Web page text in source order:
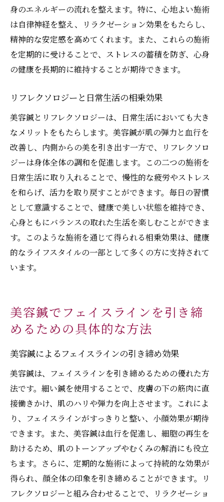
身のエネルギーの流れを整えます。特に、心地よい施術
は自律神経を整え、リラクゼーション効果をもたらし、
精神的な安定感を高めてくれます。また、これらの施術
を定期的に受けることで、ストレスの蓄積を防ぎ、心身
の健康を長期的に維持することが期待できます。
リフレクソロジーと日常生活の相乗効果
美容鍼とリフレクソロジーは、日常生活においても大き
なメリットをもたらします。美容鍼が肌の弾力と血行を
改善し、内側からの美を引き出す一方で、リフレクソロ
ジーは身体全体の調和を促進します。この二つの施術を
日常生活に取り入れることで、慢性的な疲労やストレス
を和らげ、活力を取り戻すことができます。毎日の習慣
として意識することで、健康で美しい状態を維持でき、
心身ともにバランスの取れた生活を楽しむことができま
す。このような施術を通じて得られる相乗効果は、健康
的なライフスタイルの一部として多くの方に支持されて
います。
美容鍼でフェイスラインを引き締
めるための具体的な方法
美容鍼によるフェイスラインの引き締め効果
美容鍼は、フェイスラインを引き締めるための優れた方
法です。細い鍼を使用することで、皮膚の下の筋肉に直
接働きかけ、肌のハリや弾力を向上させます。これによ
り、フェイスラインがすっきりと整い、小顔効果が期待
できます。また、美容鍼は血行を促進し、細胞の再生を
助けるため、肌のトーンアップやむくみの解消にも役立
ちます。さらに、定期的な施術によって持続的な効果が
得られ、顔全体の印象を引き締めることができます。リ
フレクソロジーと組み合わせることで、リラクゼーショ